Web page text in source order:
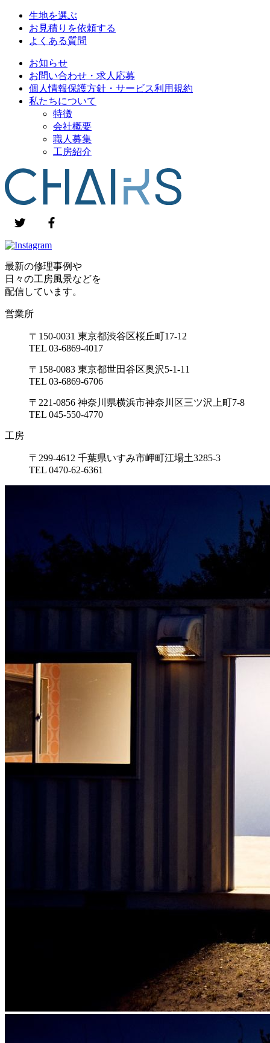
生地を選ぶ
お見積りを依頼する
よくある質問
お知らせ
お問い合わせ・求人応募
個人情報保護方針・サービス利用規約
私たちについて
特徴
会社概要
職人募集
工房紹介
最新の修理事例や
日々の工房風景などを
配信しています。
営業所
〒150-0031 東京都渋谷区桜丘町17-12
TEL 03-6869-4017
〒158-0083 東京都世田谷区奥沢5-1-11
TEL 03-6869-6706
〒221-0856 神奈川県横浜市神奈川区三ツ沢上町7-8
TEL 045-550-4770
工房
〒299-4612 千葉県いすみ市岬町江場土3285-3
TEL 0470-62-6361